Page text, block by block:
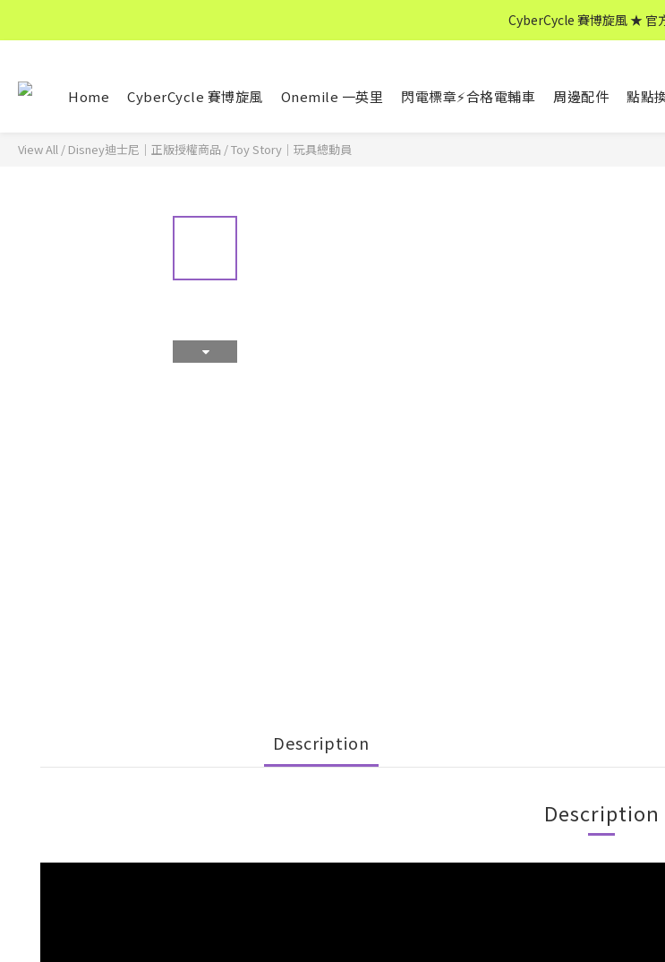
CyberCycle 賽博旋風 ★ 官
CyberCycle 賽博旋風 ★ 官
CyberCycle 賽博旋風 ★ 官
Home CyberCycle 賽博旋風 Onemile 一英里 閃電標章⚡合格電輔車 周邊配件 點點
View All / Disney迪士尼｜正版授權商品 /Toy Story｜玩具總動員
Description
Description